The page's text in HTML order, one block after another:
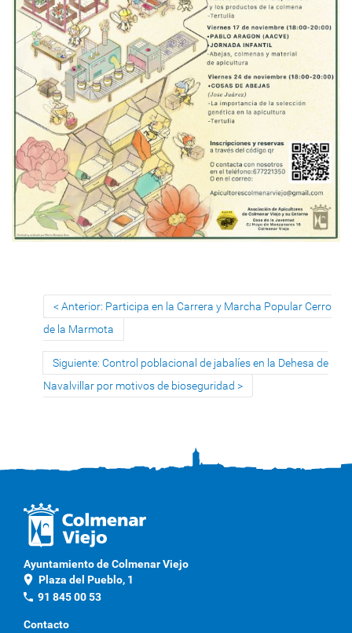
Anterior: Participa en la Carrera y Marcha Popular Cerro
de la Marmota
Siguiente: Control poblacional de jabalíes en la Dehesa de
Navalvillar por motivos de bioseguridad
Ayuntamiento de Colmenar Viejo
location_on Plaza del Pueblo, 1
phone 91 845 00 53
Contacto